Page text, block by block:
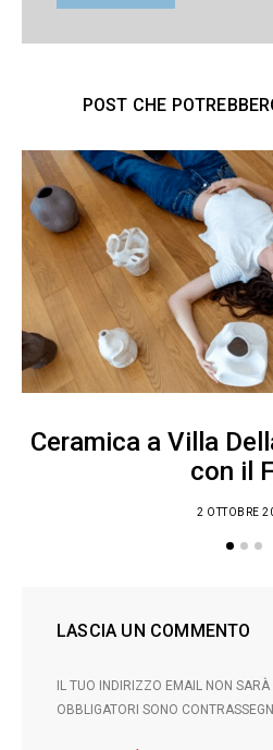
POST CHE
Ceramica a Villa
con il
2 OTTOBRE
LASCIA UN COMMENTO
IL TUO INDIRIZZO EMAIL NON SARÀ
OBBLIGATORI SONO